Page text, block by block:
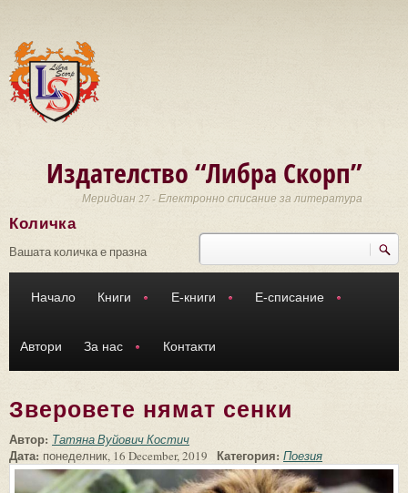
Издателство “Либра Скорп”
Меридиан 27 - Електронно списание за литература
Търси
Количка
Вашата количка е празна
Начало Книги Е-книги Е-списание
Автори За нас Контакти
Зверовете нямат сенки
Автор: Татяна Вуйович Костич
Дата: понеделник, 16 December, 2019 Категория: Поезия